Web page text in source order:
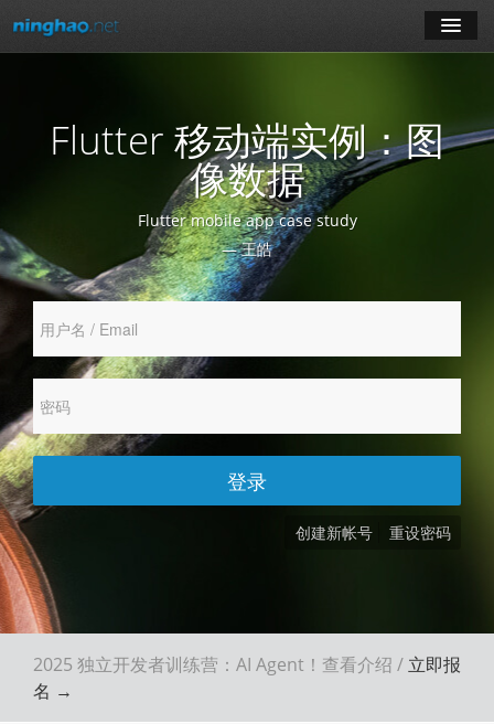
博客
注册
创建新帐号 重设密码
登录
Flutter 移动端实例：图
像数据
Flutter mobile app case study
— 王皓
2025 独立开发者训练营：AI Agent！ 查看介绍 / 立即报
名 →